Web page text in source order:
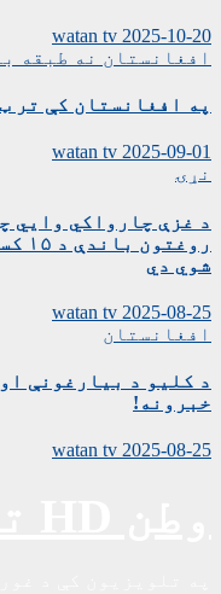
2025-10-20
watan tv
افغانستان نه طبقه
په افغانستان کې تر
2025-09-01
watan tv
نړۍ
د غزې چارواکي وايي
شوي دي
2025-08-25
watan tv
افغانستان
د کلیو د بیارغونې
خبرونه!
2025-08-25
watan tv